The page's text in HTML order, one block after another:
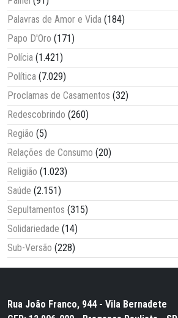
Palavras de Amor e Vida (184)
Papo D'Oro (171)
Polícia (1.421)
Política (7.029)
Proclamas de Casamentos (32)
Redescobrindo (260)
Região (5)
Relações de Consumo (20)
Religião (1.023)
Saúde (2.151)
Sepultamentos (315)
Solidariedade (14)
Sub-Versão (228)
Rua João Franco, 944 - Vila Bernadete